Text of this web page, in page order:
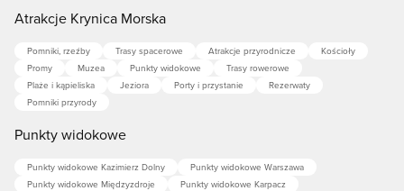
Atrakcje Krynica Morska
Pomniki, rzeźby Trasy spacerowe Atrakcje przyrodnicze
Kościoły
Promy
Muzea Punkty widokowe
Trasy rowerowe
Plaże i kąpieliska
Jeziora Porty i przystanie
Rezerwaty
Pomniki przyrody
Punkty widokowe
Punkty widokowe Kazimierz Dolny
Punkty widokowe Warszawa
Punkty widokowe Międzyzdroje
Punkty widokowe Karpacz